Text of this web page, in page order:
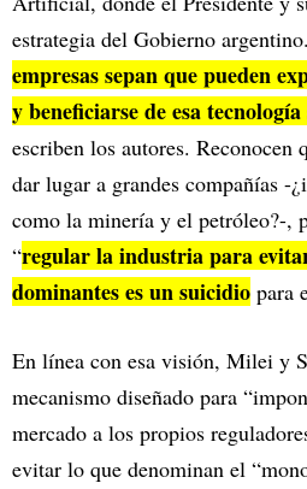
estrategia del Gobierno argentino.
empresas sepan que pueden
y beneficiarse de esa
escriben los autores. Reconocen
dar lugar a grandes compañías -
como la minería y el petróleo?-,
“regular la industria para
dominantes es un suicidio para
En línea con esa visión, Milei y
mecanismo diseñado para
mercado a los propios
evitar lo que denominan el